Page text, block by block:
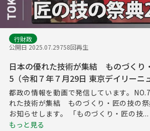
行財政
公開日 2025.07.29758回再生
日本の優れた技術が集結 ものづくり
5（令和７年７月29日 東京デイリーニ
都政の情報を動画で発信しています。
れた技術が集結 ものづくり・匠の技の
お知らせします。 「ものづくり・匠の技...
もっと見る